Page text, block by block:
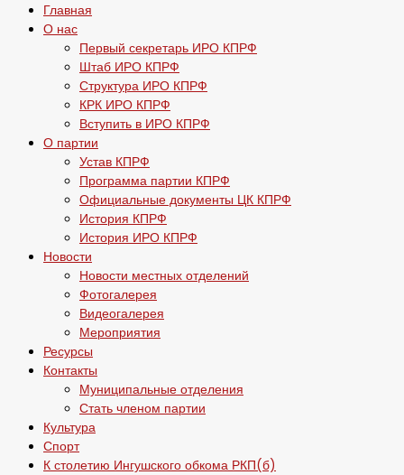
Главная
О нас
Первый секретарь ИРО КПРФ
Штаб ИРО КПРФ
Структура ИРО КПРФ
КРК ИРО КПРФ
Вступить в ИРО КПРФ
О партии
Устав КПРФ
Программа партии КПРФ
Официальные документы ЦК КПРФ
История КПРФ
История ИРО КПРФ
Новости
Новости местных отделений
Фотогалерея
Видеогалерея
Мероприятия
Ресурсы
Контакты
Муниципальные отделения
Стать членом партии
Культура
Спорт
К столетию Ингушского обкома РКП(б)